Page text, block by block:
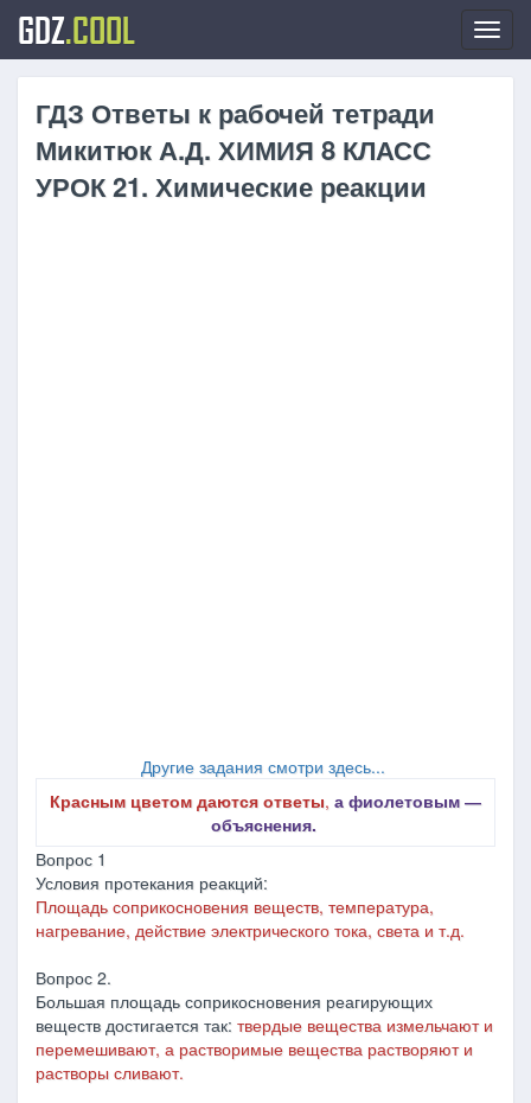
GDZ.COOL
ГДЗ Ответы к рабочей тетради
Микитюк А.Д. ХИМИЯ 8 КЛАСС
УРОК 21. Химические реакции
Другие задания смотри здесь...
Красным цветом даются ответы, а фиолетовым ―
объяснения.
Вопрос 1
Условия протекания реакций:
Площадь соприкосновения веществ, температура,
нагревание, действие электрического тока, света и т.д.
Вопрос 2.
Большая площадь соприкосновения реагирующих
веществ достигается так: твердые вещества измельчают и
перемешивают, а растворимые вещества растворяют и
растворы сливают.